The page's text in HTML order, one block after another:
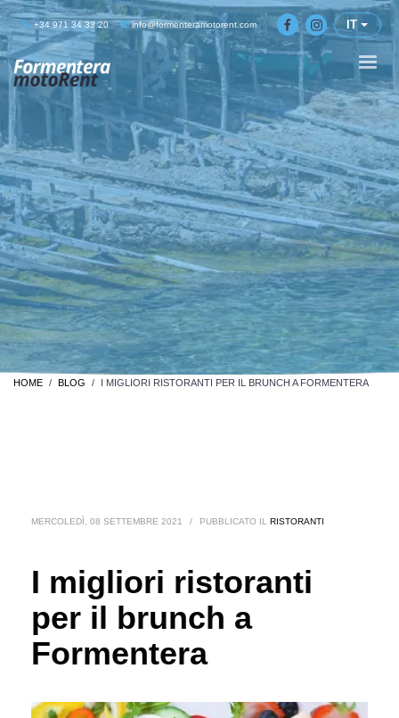
+34 971 34 33 20 info@formenteramotorent.com IT
HOME BLOG I MIGLIORI RISTORANTI PER IL BRUNCH A FORMENTERA
MERCOLEDÌ, 08 SETTEMBRE 2021 / PUBBLICATO IL RISTORANTI
I migliori ristoranti
per il brunch a
Formentera